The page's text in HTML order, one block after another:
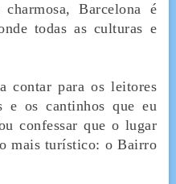
Barcelona é
todas as culturas e
contar para os leitores
e os cantinhos que eu
confessar que o lugar
mais turístico: o Bairro